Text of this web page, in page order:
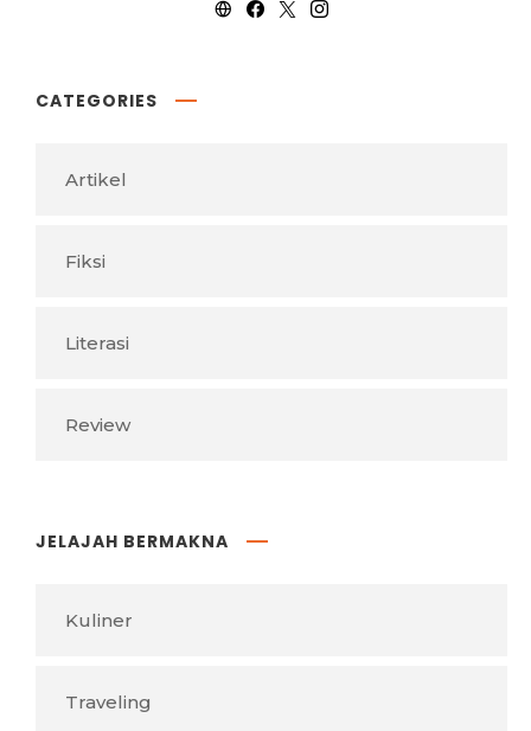
CATEGORIES
Artikel
Fiksi
Literasi
Review
JELAJAH BERMAKNA
Kuliner
Traveling